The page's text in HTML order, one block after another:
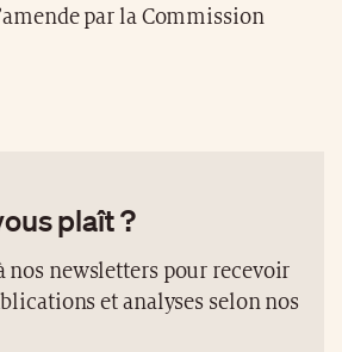
par la Commission
plaît ?
nos newsletters pour recevoir
et analyses selon nos